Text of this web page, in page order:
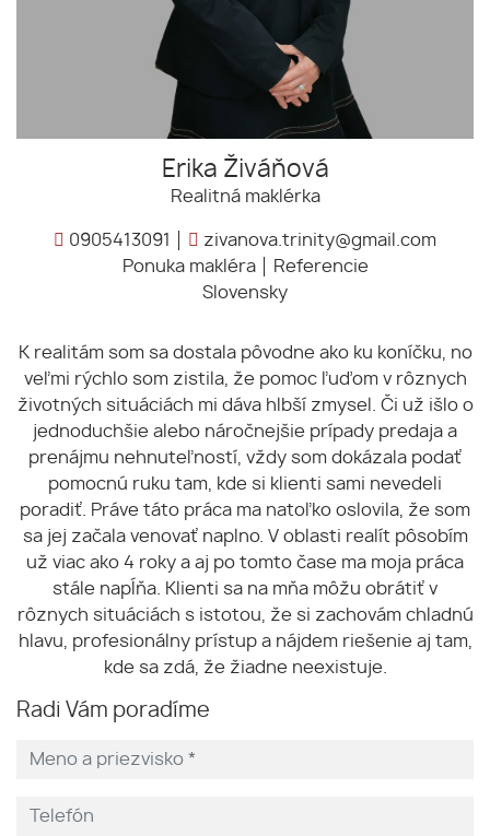
Erika Živáňová
Realitná maklérka
0905413091
zivanova.trinity@gmail.com
Ponuka makléra
Referencie
Slovensky
K realitám som sa dostala pôvodne ako ku koníčku, no
veľmi rýchlo som zistila, že pomoc ľuďom v rôznych
životných situáciách mi dáva hlbší zmysel. Či už išlo o
jednoduchšie alebo náročnejšie prípady predaja a
prenájmu nehnuteľností, vždy som dokázala podať
pomocnú ruku tam, kde si klienti sami nevedeli
poradiť. Práve táto práca ma natoľko oslovila, že som
sa jej začala venovať naplno. V oblasti realít pôsobím
už viac ako 4 roky a aj po tomto čase ma moja práca
stále napĺňa. Klienti sa na mňa môžu obrátiť v
rôznych situáciách s istotou, že si zachovám chladnú
hlavu, profesionálny prístup a nájdem riešenie aj tam,
kde sa zdá, že žiadne neexistuje.
Radi Vám poradíme